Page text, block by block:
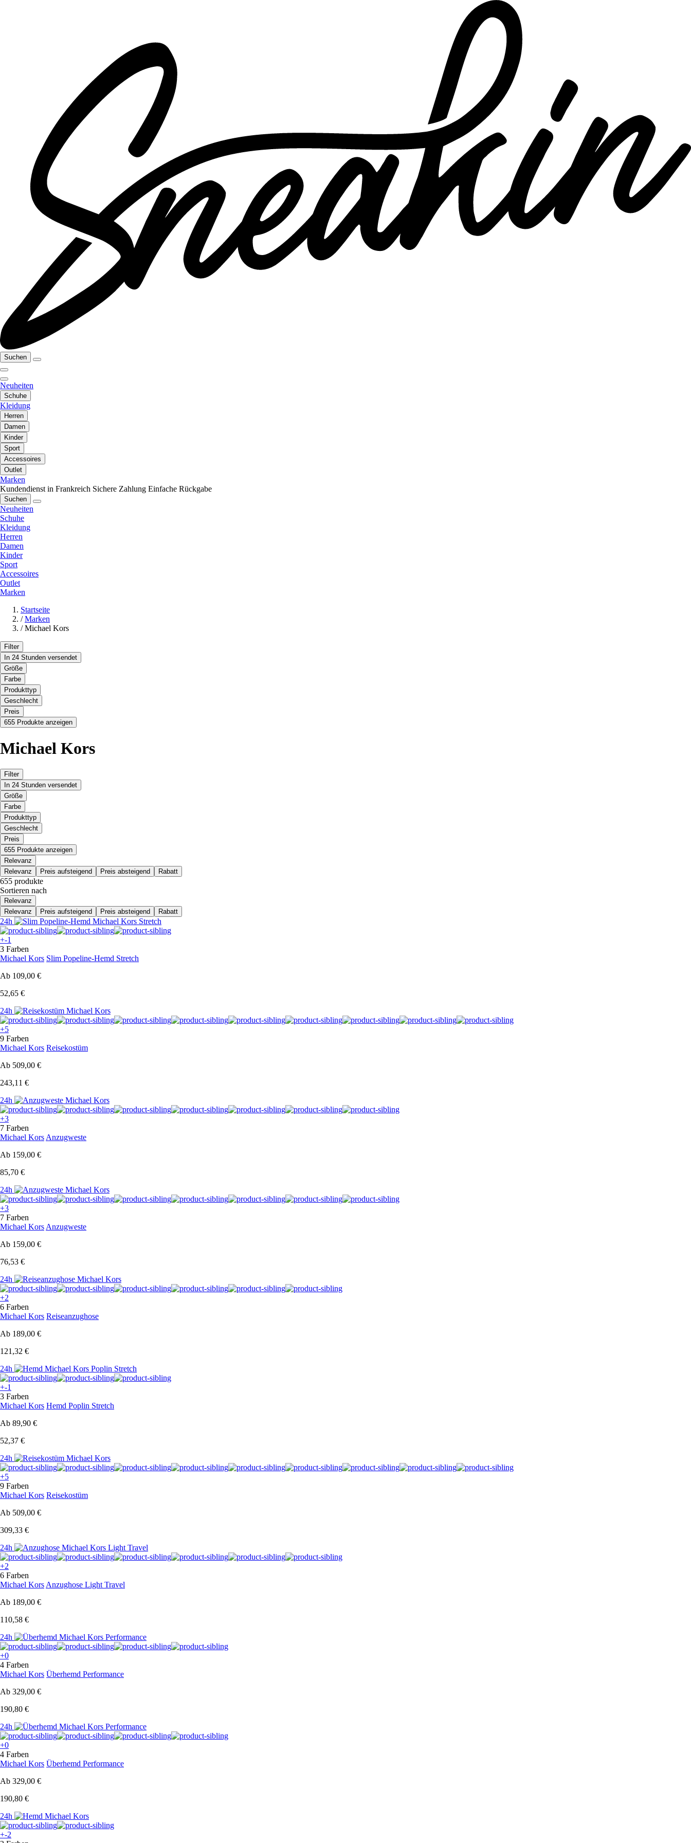
Suchen
Neuheiten
Schuhe
Kleidung
Herren
Damen
Kinder
Sport
Accessoires
Outlet
Marken
Kundendienst in Frankreich Sichere Zahlung Einfache Rückgabe
Suchen
Neuheiten
Schuhe
Kleidung
Herren
Damen
Kinder
Sport
Accessoires
Outlet
Marken
Startseite
/ Marken
/ Michael Kors
Filter
In 24 Stunden versendet
Größe
Farbe
Produkttyp
Geschlecht
Preis
655 Produkte anzeigen
Michael Kors
Filter
In 24 Stunden versendet
Größe
Farbe
Produkttyp
Geschlecht
Preis
655 Produkte anzeigen
Relevanz
Relevanz
Preis aufsteigend Preis absteigend Rabatt
655 produkte
Sortieren nach
Relevanz
Relevanz
Preis aufsteigend Preis absteigend Rabatt
24h
+-1
3 Farben
Michael Kors Slim Popeline-Hemd Stretch
Ab 109,00 €
52,65 €
24h
+5
9 Farben
Michael Kors Reisekostüm
Ab 509,00 €
243,11 €
24h
+3
7 Farben
Michael Kors Anzugweste
Ab 159,00 €
85,70 €
24h
+3
7 Farben
Michael Kors Anzugweste
Ab 159,00 €
76,53 €
24h
+2
6 Farben
Michael Kors Reiseanzughose
Ab 189,00 €
121,32 €
24h
+-1
3 Farben
Michael Kors Hemd Poplin Stretch
Ab 89,90 €
52,37 €
24h
+5
9 Farben
Michael Kors Reisekostüm
Ab 509,00 €
309,33 €
24h
+2
6 Farben
Michael Kors Anzughose Light Travel
Ab 189,00 €
110,58 €
24h
+0
4 Farben
Michael Kors Überhemd Performance
Ab 329,00 €
190,80 €
24h
+0
4 Farben
Michael Kors Überhemd Performance
Ab 329,00 €
190,80 €
24h
+-2